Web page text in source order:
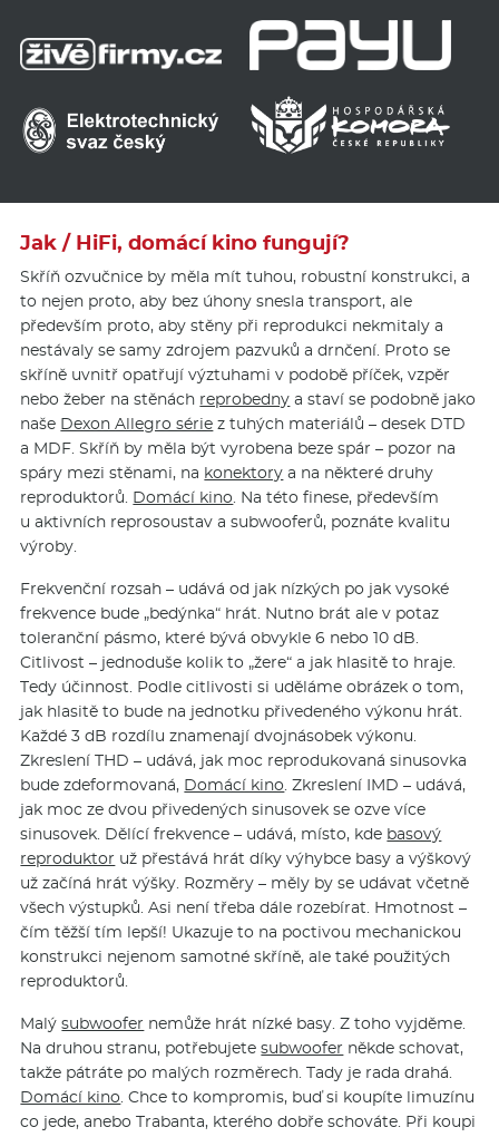
Jak / HiFi, domácí kino fungují?
Skříň ozvučnice by měla mít tuhou, robustní konstrukci, a
to nejen proto, aby bez úhony snesla transport, ale
především proto, aby stěny při reprodukci nekmitaly a
nestávaly se samy zdrojem pazvuků a drnčení. Proto se
skříně uvnitř opatřují výztuhami v podobě příček, vzpěr
nebo žeber na stěnách reprobedny a staví se podobně jako
naše Dexon Allegro série z tuhých materiálů – desek DTD
a MDF. Skříň by měla být vyrobena beze spár – pozor na
spáry mezi stěnami, na konektory a na některé druhy
reproduktorů. Domácí kino. Na této finese, především
u aktivních reprosoustav a subwooferů, poznáte kvalitu
výroby.
Frekvenční rozsah – udává od jak nízkých po jak vysoké
frekvence bude „bedýnka“ hrát. Nutno brát ale v potaz
toleranční pásmo, které bývá obvykle 6 nebo 10 dB.
Citlivost – jednoduše kolik to „žere“ a jak hlasitě to hraje.
Tedy účinnost. Podle citlivosti si uděláme obrázek o tom,
jak hlasitě to bude na jednotku přivedeného výkonu hrát.
Každé 3 dB rozdílu znamenají dvojnásobek výkonu.
Zkreslení THD – udává, jak moc reprodukovaná sinusovka
bude zdeformovaná, Domácí kino. Zkreslení IMD – udává,
jak moc ze dvou přivedených sinusovek se ozve více
sinusovek. Dělící frekvence – udává, místo, kde basový
reproduktor už přestává hrát díky výhybce basy a výškový
už začíná hrát výšky. Rozměry – měly by se udávat včetně
všech výstupků. Asi není třeba dále rozebírat. Hmotnost –
čím těžší tím lepší! Ukazuje to na poctivou mechanickou
konstrukci nejenom samotné skříně, ale také použitých
reproduktorů.
Malýsubwoofer nemůže hrát nízké basy. Z toho vyjděme.
Na druhou stranu, potřebujetesubwoofer někde schovat,
takže pátráte po malých rozměrech. Tady je rada drahá.
Domácí kino. Chce to kompromis, buď si koupíte limuzínu
co jede, anebo Trabanta, kterého dobře schováte. Při koupi